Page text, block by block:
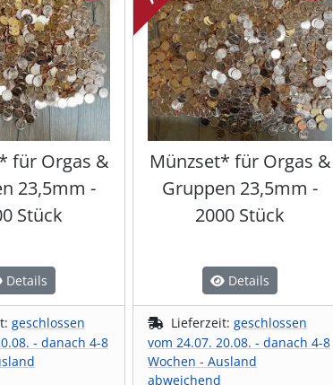
für Orgas &
23,5mm -
Stück
Details
geschlossen
- danach 4-8
Münzset* für Orgas &
Gruppen 23,5mm -
2000 Stück
Details
Lieferzeit: geschlossen
vom 24.07. 20.08. - danach 4-8
Wochen - Ausland
abweichend